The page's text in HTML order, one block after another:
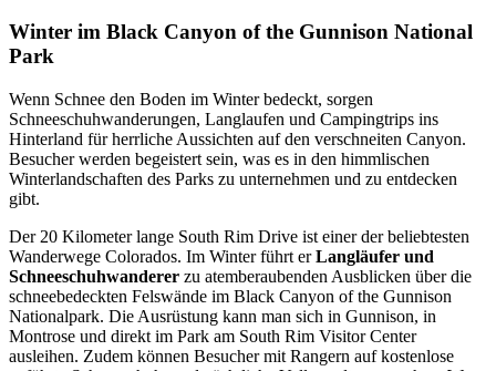
Winter im Black Canyon of the Gunnison National
Park
Wenn Schnee den Boden im Winter bedeckt, sorgen
Schneeschuhwanderungen, Langlaufen und Campingtrips ins
Hinterland für herrliche Aussichten auf den verschneiten Canyon.
Besucher werden begeistert sein, was es in den himmlischen
Winterlandschaften des Parks zu unternehmen und zu entdecken
gibt.
Der 20 Kilometer lange South Rim Drive ist einer der beliebtesten
Wanderwege Colorados. Im Winter führt erLangläufer und
Schneeschuhwanderer zu atemberaubenden Ausblicken über die
schneebedeckten Felswände im Black Canyon of the Gunnison
Nationalpark. Die Ausrüstung kann man sich in Gunnison, in
Montrose und direkt im Park am South Rim Visitor Center
ausleihen. Zudem können Besucher mit Rangern auf kostenlose